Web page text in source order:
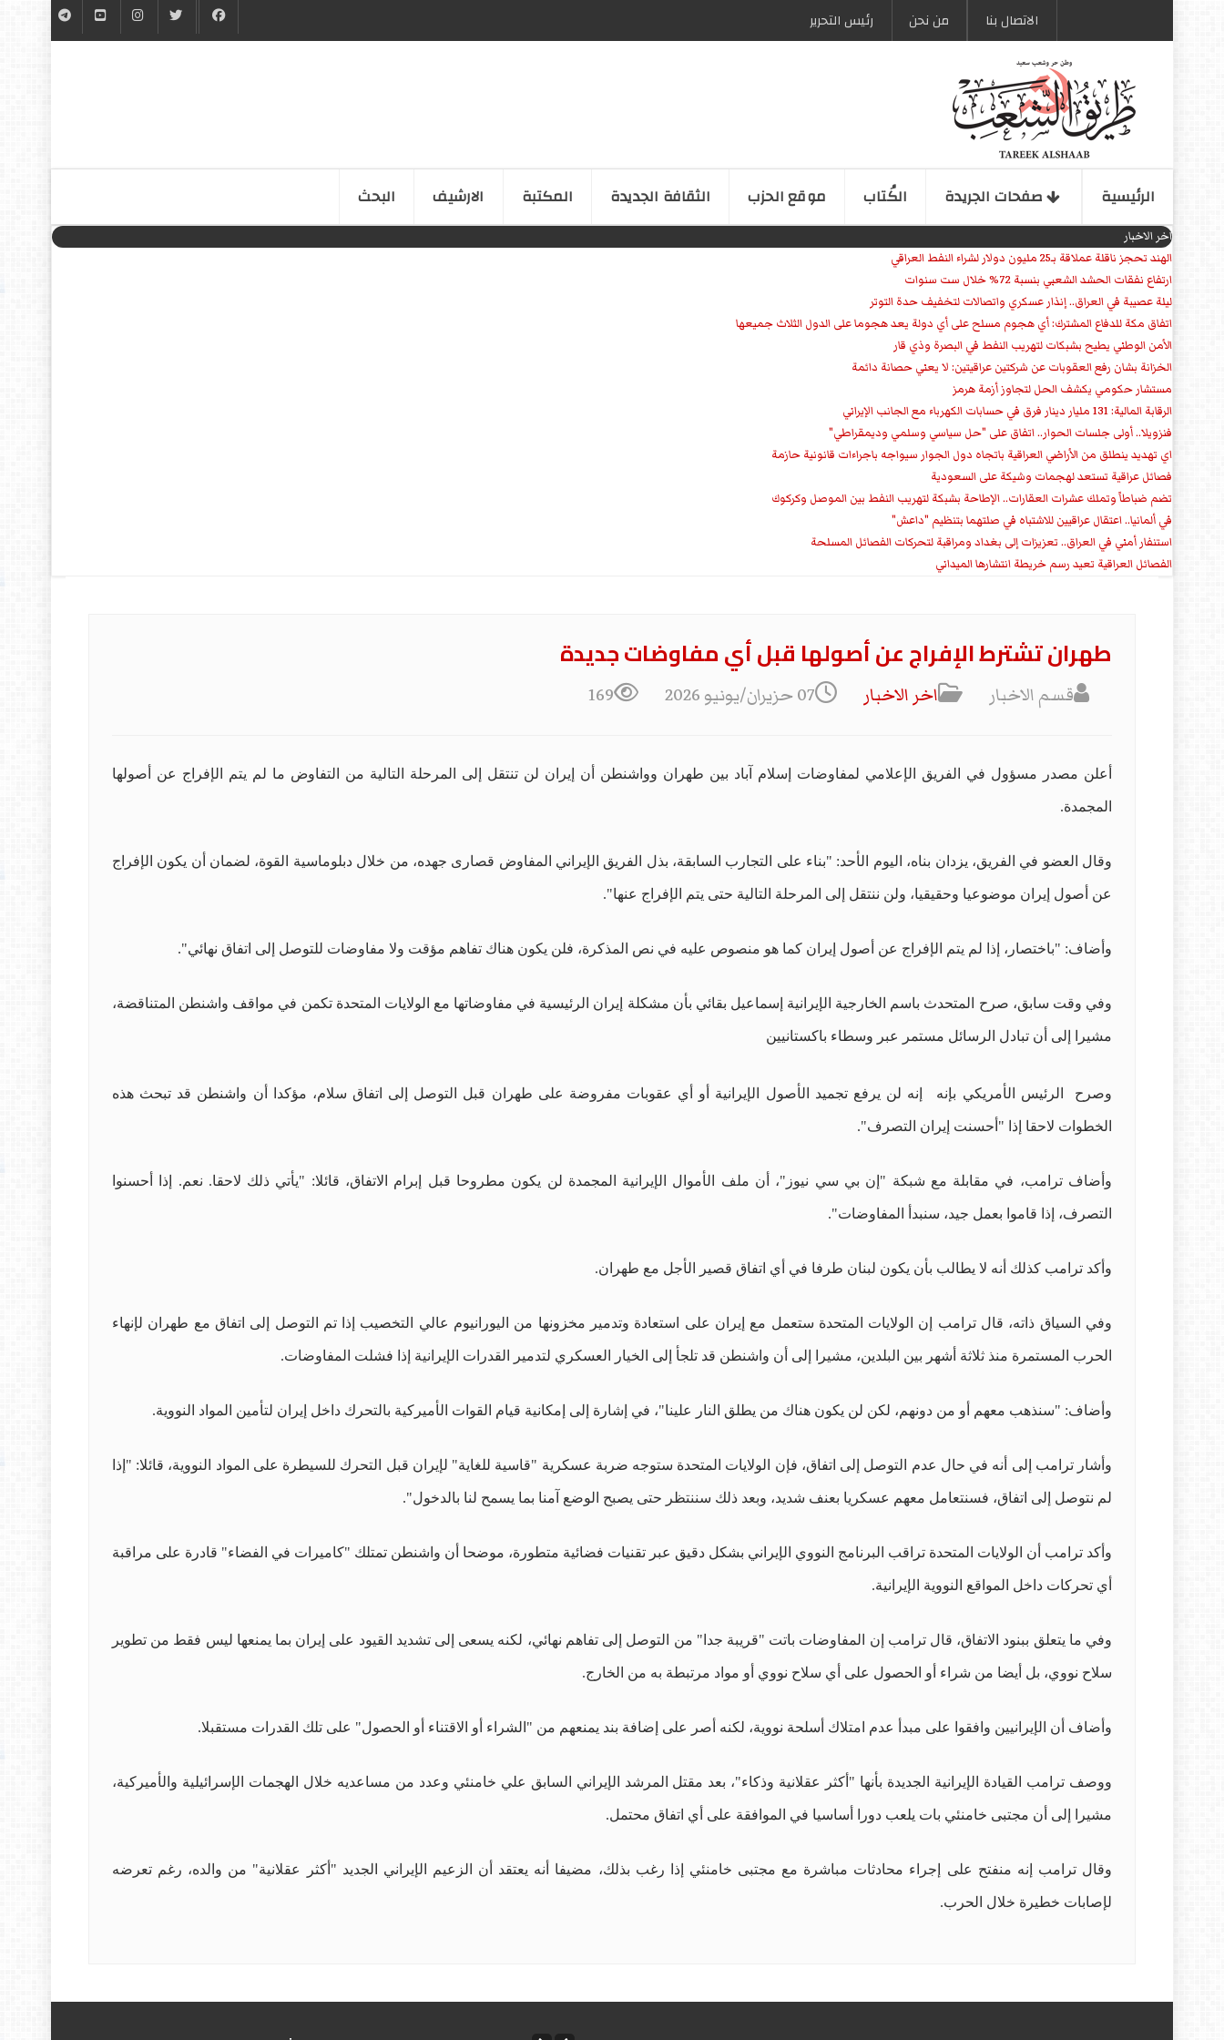
الاتصال بنا من نحن رئیس التحریر
الرئیسیة صفحات الجریدة الكُتاب موقع الحزب الثقافة الجدیدة المكتبة الارشیف البحث
اخر الاخبار
الهند تحجز ناقلة عملاقة بـ25 مليون دولار لشراء النفط العراقي
ارتفاع نفقات الحشد الشعبي بنسبة 72% خلال ست سنوات
ليلة عصيبة في العراق.. إنذار عسكري واتصالات لتخفيف حدة التوتر
‏اتفاق مكة للدفاع المشترك: أي هجوم مسلح على أي دولة يعد هجوما على الدول الثلاث جميعها
الأمن الوطني يطيح بشبكات لتهريب النفط في البصرة وذي قار
الخزانة بشان رفع العقوبات عن شركتين عراقيتين: لا يعني حصانة دائمة
مستشار حكومي يكشف الحل لتجاوز أزمة هرمز
الرقابة المالية: 131 مليار دينار فرق في حسابات الكهرباء مع الجانب الإيراني
فنزويلا.. أولى جلسات الحوار.. اتفاق على "حل سياسي وسلمي وديمقراطي"
اي تهديد ينطلق من الأراضي العراقية باتجاه دول الجوار سيواجه باجراءات قانونية حازمة
فصائل عراقية تستعد لهجمات وشيكة على السعودية
تضم ضباطاً وتملك عشرات العقارات.. الإطاحة بشبكة لتهريب النفط بين الموصل وكركوك
في ألمانيا.. اعتقال عراقيين للاشتباه في صلتهما بتنظيم "داعش"
استنفار أمني في العراق.. تعزيزات إلى بغداد ومراقبة لتحركات الفصائل المسلحة
الفصائل العراقية تعيد رسم خريطة انتشارها الميداني
طهران تشترط الإفراج عن أصولها قبل أي مفاوضات جديدة
قسم الاخبار اخر الاخبار 07 حزيران/يونيو 2026 169
أعلن مصدر مسؤول في الفريق الإعلامي لمفاوضات إسلام آباد بين طهران وواشنطن أن إيران لن تنتقل إلى المرحلة التالية من التفاوض ما لم يتم الإفراج عن أصولها
المجمدة.
وقال العضو في الفريق، يزدان بناه، اليوم الأحد: "بناء على التجارب السابقة، بذل الفريق الإيراني المفاوض قصارى جهده، من خلال دبلوماسية القوة، لضمان أن يكون الإفراج
عن أصول إيران موضوعيا وحقيقيا، ولن ننتقل إلى المرحلة التالية حتى يتم الإفراج عنها".
وأضاف: "باختصار، إذا لم يتم الإفراج عن أصول إيران كما هو منصوص عليه في نص المذكرة، فلن يكون هناك تفاهم مؤقت ولا مفاوضات للتوصل إلى اتفاق نهائي".
وفي وقت سابق، صرح المتحدث باسم الخارجية الإيرانية إسماعيل بقائي بأن مشكلة إيران الرئيسية في مفاوضاتها مع الولايات المتحدة تكمن في مواقف واشنطن المتناقضة،
مشيرا إلى أن تبادل الرسائل مستمر عبر وسطاء باكستانيين
وصرح الرئيس الأمريكي بإنه ​ إنه لن يرفع تجميد الأصول الإيرانية أو أي عقوبات مفروضة على طهران قبل التوصل إلى اتفاق سلام، مؤكدا أن واشنطن قد تبحث هذه
الخطوات لاحقا إذا "أحسنت إيران التصرف".
وأضاف ترامب، في مقابلة مع شبكة "إن بي سي نيوز"، أن ملف الأموال الإيرانية المجمدة لن يكون مطروحا قبل إبرام الاتفاق، قائلا: "يأتي ذلك لاحقا. نعم. إذا أحسنوا
التصرف، إذا قاموا بعمل جيد، سنبدأ المفاوضات".
وأكد ترامب كذلك أنه لا يطالب بأن يكون لبنان طرفا في أي اتفاق قصير الأجل مع طهران.
وفي السياق ذاته، قال ترامب إن الولايات المتحدة ستعمل مع إيران على استعادة وتدمير مخزونها من اليورانيوم عالي التخصيب إذا تم التوصل إلى اتفاق مع طهران لإنهاء
الحرب المستمرة منذ ثلاثة أشهر بين البلدين، مشيرا إلى أن واشنطن قد تلجأ إلى الخيار العسكري لتدمير القدرات الإيرانية إذا فشلت المفاوضات.
وأضاف: "سنذهب معهم أو من دونهم، لكن لن يكون هناك من يطلق النار علينا"، في إشارة إلى إمكانية قيام القوات الأميركية بالتحرك داخل إيران لتأمين المواد النووية.
وأشار ترامب إلى أنه في حال عدم التوصل إلى اتفاق، فإن الولايات المتحدة ستوجه ضربة عسكرية "قاسية للغاية" لإيران قبل التحرك للسيطرة على المواد النووية، قائلا: "إذا
لم نتوصل إلى اتفاق، فسنتعامل معهم عسكريا بعنف شديد، وبعد ذلك سننتظر حتى يصبح الوضع آمنا بما يسمح لنا بالدخول".
وأكد ترامب أن الولايات المتحدة تراقب البرنامج النووي الإيراني بشكل دقيق عبر تقنيات فضائية متطورة، موضحا أن واشنطن تمتلك "كاميرات في الفضاء" قادرة على مراقبة
أي تحركات داخل المواقع النووية الإيرانية.
وفي ما يتعلق ببنود الاتفاق، قال ترامب إن المفاوضات باتت "قريبة جدا" من التوصل إلى تفاهم نهائي، لكنه يسعى إلى تشديد القيود على إيران بما يمنعها ليس فقط من تطوير
سلاح نووي، بل أيضا من شراء أو الحصول على أي سلاح نووي أو مواد مرتبطة به من الخارج.
وأضاف أن الإيرانيين وافقوا على مبدأ عدم امتلاك أسلحة نووية، لكنه أصر على إضافة بند يمنعهم من "الشراء أو الاقتناء أو الحصول" على تلك القدرات مستقبلا.
ووصف ترامب القيادة الإيرانية الجديدة بأنها "أكثر عقلانية وذكاء"، بعد مقتل المرشد الإيراني السابق علي خامنئي وعدد من مساعديه خلال الهجمات الإسرائيلية والأميركية،
مشيرا إلى أن مجتبى خامنئي بات يلعب دورا أساسيا في الموافقة على أي اتفاق محتمل.
وقال ترامب إنه منفتح على إجراء محادثات مباشرة مع مجتبى خامنئي إذا رغب بذلك، مضيفا أنه يعتقد أن الزعيم الإيراني الجديد "أكثر عقلانية" من والده، رغم تعرضه
لإصابات خطيرة خلال الحرب.